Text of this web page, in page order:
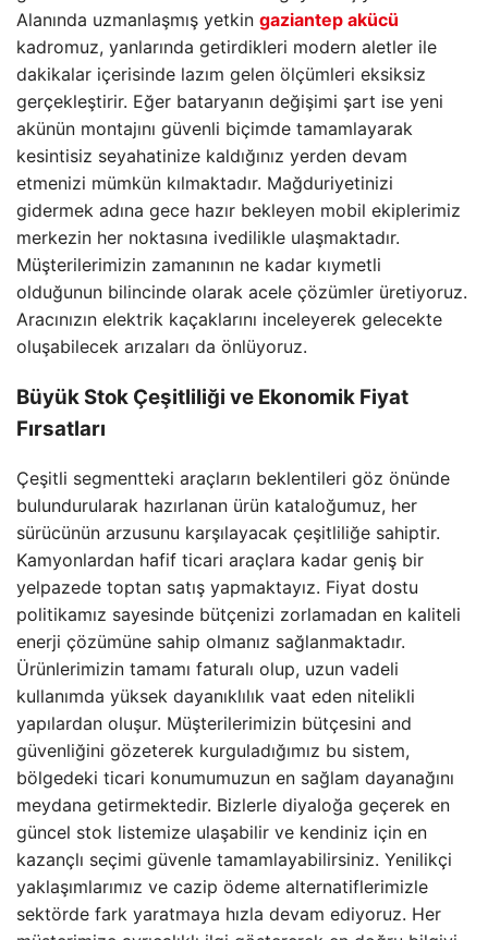
Alanında uzmanlaşmış yetkin gaziantep akücü
kadromuz, yanlarında getirdikleri modern aletler ile
dakikalar içerisinde lazım gelen ölçümleri eksiksiz
gerçekleştirir. Eğer bataryanın değişimi şart ise yeni
akünün montajını güvenli biçimde tamamlayarak
kesintisiz seyahatinize kaldığınız yerden devam
etmenizi mümkün kılmaktadır. Mağduriyetinizi
gidermek adına gece hazır bekleyen mobil ekiplerimiz
merkezin her noktasına ivedilikle ulaşmaktadır.
Müşterilerimizin zamanının ne kadar kıymetli
olduğunun bilincinde olarak acele çözümler üretiyoruz.
Aracınızın elektrik kaçaklarını inceleyerek gelecekte
oluşabilecek arızaları da önlüyoruz.
Büyük Stok Çeşitliliği ve Ekonomik Fiyat
Fırsatları
Çeşitli segmentteki araçların beklentileri göz önünde
bulundurularak hazırlanan ürün kataloğumuz, her
sürücünün arzusunu karşılayacak çeşitliliğe sahiptir.
Kamyonlardan hafif ticari araçlara kadar geniş bir
yelpazede toptan satış yapmaktayız. Fiyat dostu
politikamız sayesinde bütçenizi zorlamadan en kaliteli
enerji çözümüne sahip olmanız sağlanmaktadır.
Ürünlerimizin tamamı faturalı olup, uzun vadeli
kullanımda yüksek dayanıklılık vaat eden nitelikli
yapılardan oluşur. Müşterilerimizin bütçesini and
güvenliğini gözeterek kurguladığımız bu sistem,
bölgedeki ticari konumumuzun en sağlam dayanağını
meydana getirmektedir. Bizlerle diyaloğa geçerek en
güncel stok listemize ulaşabilir ve kendiniz için en
kazançlı seçimi güvenle tamamlayabilirsiniz. Yenilikçi
yaklaşımlarımız ve cazip ödeme alternatiflerimizle
sektörde fark yaratmaya hızla devam ediyoruz. Her